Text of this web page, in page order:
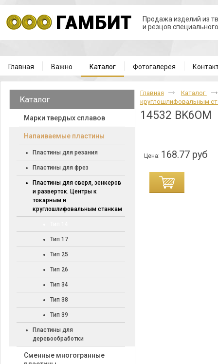
Продажа изделий из
и резцов
Главная Важно Каталог Фотогалерея
Каталог
Марки твердых сплавов
Напаиваемые пластины
Пластины для резания
Пластины для фрез
Пластины для сверл, зенкеров
и разверток. Центры к
токарным и
круглошлифовальным станкам
Тип 17
Тип 25
Тип 26
Тип 34
Тип 38
Тип 39
Пластины для
деревообработки
Cменные многогранные
Главная
Каталог
круглошлифовальным
14532 BK6OM
Цена: 168.77 руб